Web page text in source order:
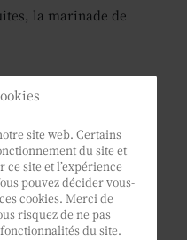
la marinade de
et les pousses
servir chaud.
site web. Certains
du site et
ce site et l’expérience
pouvez décider vous-
cookies. Merci de
risquez de ne pas
du site.